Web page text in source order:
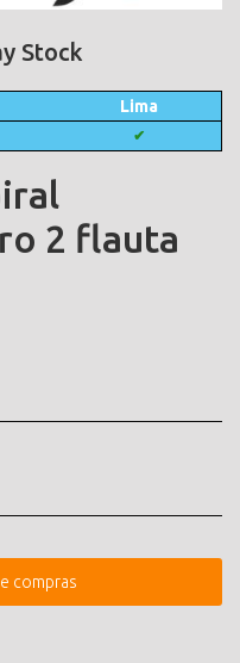
Stock
Lima
✔
2 flauta
compras